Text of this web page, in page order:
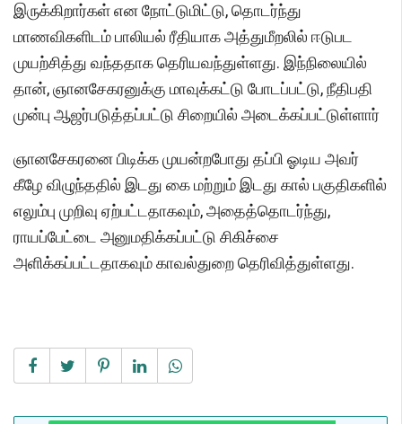
இருக்கிறார்கள் என நோட்டுமிட்டு, தொடர்ந்து
மாணவிகளிடம் பாலியல் ரீதியாக அத்துமீறலில் ஈடுபட
முயற்சித்து வந்ததாக தெரியவந்துள்ளது. இந்நிலையில்
தான், ஞானசேகரனுக்கு மாவுக்கட்டு போடப்பட்டு, நீதிபதி
முன்பு ஆஜர்படுத்தப்பட்டு சிறையில் அடைக்கப்பட்டுள்ளார்
ஞானசேகரனை பிடிக்க முயன்றபோது தப்பி ஓடிய அவர்
கீழே விழுந்ததில் இடது கை மற்றும் இடது கால் பகுதிகளில்
எலும்பு முறிவு ஏற்பட்டதாகவும், அதைத்தொடர்ந்து,
ராயப்பேட்டை அனுமதிக்கப்பட்டு சிகிச்சை
அளிக்கப்பட்டதாகவும் காவல்துறை தெரிவித்துள்ளது.